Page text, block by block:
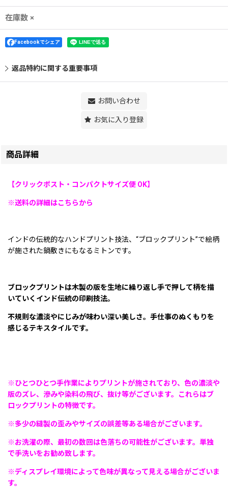
在庫数 ×
Facebookでシェア
返品特約に関する重要事項
お問い合わせ
お気に入り登録
商品詳細
【クリックポスト・コンパクトサイズ便 OK】
※送料の詳細はこちらから
インドの伝統的なハンドプリント技法、“ブロックプリント”で絵柄
が施された鍋敷きにもなるミトンです。
ブロックプリントは木製の版を生地に繰り返し手で押して柄を描
いていくインド伝統の印刷技法。
不規則な濃淡やにじみが味わい深い美しさ。手仕事のぬくもりを
感じるテキスタイルです。
※ひとつひとつ手作業によりプリントが施されており、色の濃淡や
版のズレ、滲みや染料の飛び、抜け等がございます。これらはブ
ロックプリントの特徴です。
※多少の縫製の歪みやサイズの誤差等ある場合がございます。
※お洗濯の際、最初の数回は色落ちの可能性がございます。単独
で手洗いをお勧め致します。
※ディスプレイ環境によって色味が異なって見える場合がございま
す。